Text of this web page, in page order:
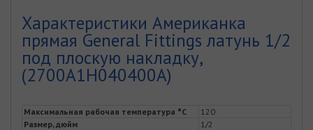
Характеристики Американка
прямая General Fittings латунь 1/2
под плоскую накладку,
(2700A1H040400A)
Максимальная рабочая температура °С
120
Размер, дюйм
1/2